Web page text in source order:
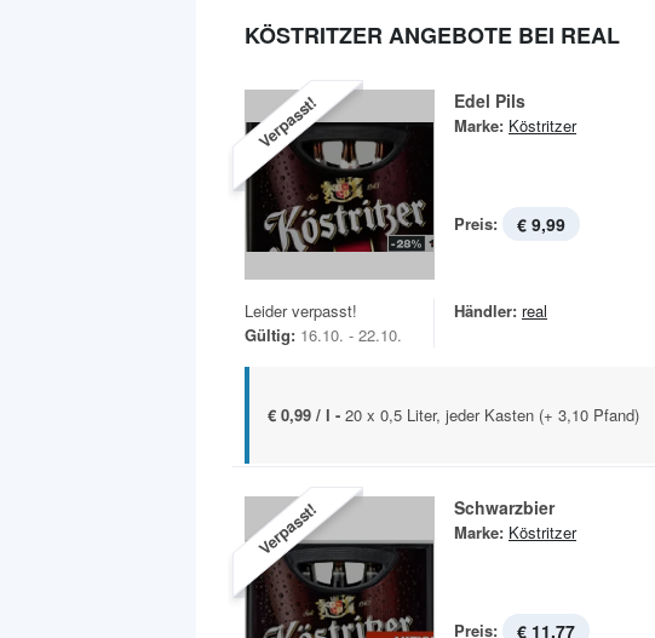
KÖSTRITZER ANGEBOTE BEI REAL
Verpasst! Edel Pils
Marke: Köstritzer
Preis: € 9,99
Leider verpasst!
Gültig: 16.10. - 22.10.
Händler: real
€ 0,99 / l - 20 x 0,5 Liter, jeder Kasten (+ 3,10 Pfand)
Verpasst! Schwarzbier
Marke: Köstritzer
Preis: € 11,77